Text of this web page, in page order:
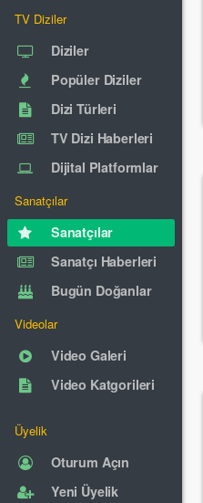
TV Diziler
Diziler
Popüler Diziler
Dizi Türleri
TV Dizi Haberleri
Dijital Platformlar
Sanatçılar
Sanatçılar
Sanatçı Haberleri
Bugün Doğanlar
Videolar
Video Galeri
Video Katgorileri
Üyelik
Oturum Açın
Yeni Üyelik